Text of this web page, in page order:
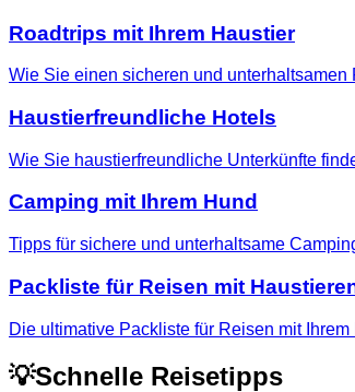
Roadtrips mit Ihrem Haustier
Wie Sie einen sicheren und
Haustierfreundliche Hotels
Wie Sie haustierfreundliche Unterkünfte
Camping mit Ihrem Hund
Tipps für sichere und unterhaltsame
Packliste für Reisen mit
Die ultimative Packliste für Reisen mit
💡Schnelle Reisetipps